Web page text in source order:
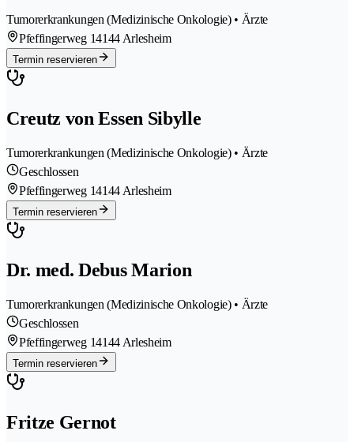
Tumorerkrankungen (Medizinische Onkologie) • Ärzte
Pfeffingerweg 14144 Arlesheim
Termin reservieren
Creutz von Essen Sibylle
Tumorerkrankungen (Medizinische Onkologie) • Ärzte
Geschlossen
Pfeffingerweg 14144 Arlesheim
Termin reservieren
Dr. med. Debus Marion
Tumorerkrankungen (Medizinische Onkologie) • Ärzte
Geschlossen
Pfeffingerweg 14144 Arlesheim
Termin reservieren
Fritze Gernot